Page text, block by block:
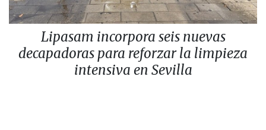
Lipasam incorpora seis nuevas
decapadoras para reforzar la limpieza
intensiva en Sevilla